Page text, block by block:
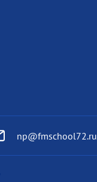
np@fmschool72.ru